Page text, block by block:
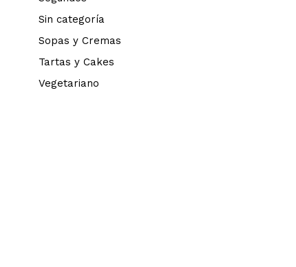
Sin categoría
Sopas y Cremas
Tartas y Cakes
Vegetariano